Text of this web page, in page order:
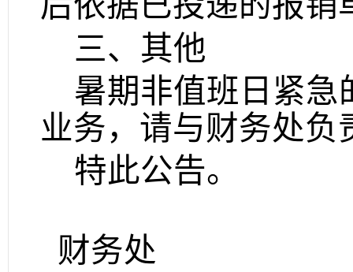
三、其他
暑期非值班日紧急
业务，请与财务处负
特此公告。
财务处